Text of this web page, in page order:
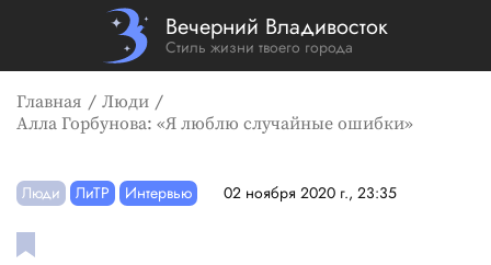
Вечерний Владивосток
Стиль жизни твоего города
Главная
Люди
Алла Горбунова: «Я люблю случайные ошибки»
Люди ЛиТР Интервью 02 ноября 2020 г., 23:35